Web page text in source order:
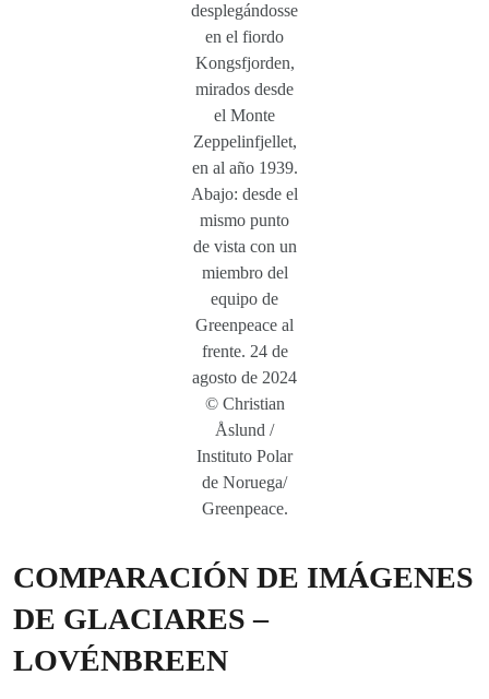
desplegándosse
en el fiordo
Kongsfjorden,
mirados desde
el Monte
Zeppelinfjellet,
en al año 1939.
Abajo: desde el
mismo punto
de vista con un
miembro del
equipo de
Greenpeace al
frente. 24 de
agosto de 2024
© Christian
Åslund /
Instituto Polar
de Noruega/
Greenpeace.
COMPARACIÓN DE IMÁGENES
DE GLACIARES –
LOVÉNBREEN